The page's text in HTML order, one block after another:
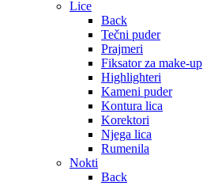
Lice
Back
Tečni puder
Prajmeri
Fiksator za make-up
Highlighteri
Kameni puder
Kontura lica
Korektori
Njega lica
Rumenila
Nokti
Back